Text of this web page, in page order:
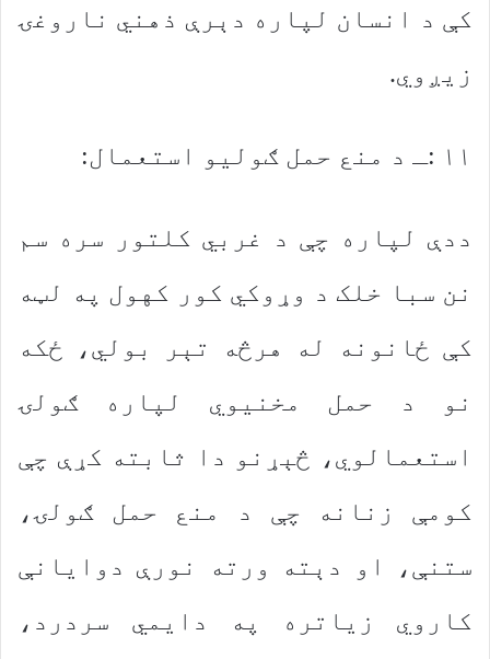
کې د انسان لپاره دېرې ذهني ناروغۍ
زیږوي.
۱۱ :ـ د منع حمل ګولیو استعمال:
ددې لپاره چې د غربي کلتور سره سم
نن سبا خلک د وړوکي کور کهول په لټه
کې ځانونه له هرڅه تېر بولي، ځکه
نو د حمل مخنیوي لپاره ګولۍ
استعمالوي، څېړنو دا ثابته کړې چې
کومې زنانه چې د منع حمل ګولۍ،
ستنې، او دېته ورته نورې دوایانې
کاروي زیاتره په دایمي سردرد،